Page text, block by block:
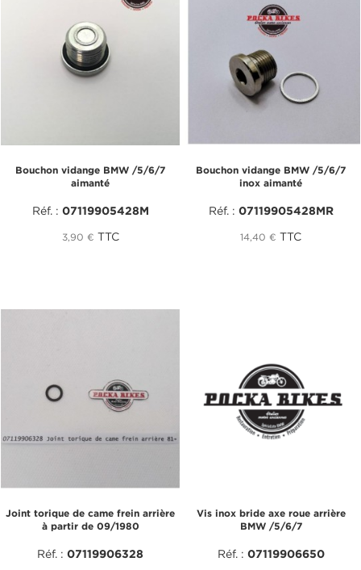
Bouchon vidange BMW /5/6/7
aimanté
Réf. : 07119905428M
3,90 € TTC
Bouchon vidange BMW /5/6/7
inox aimanté
Réf. : 07119905428MR
14,40 € TTC
Joint torique de came frein arrière
à partir de 09/1980
Réf. : 07119906328
Vis inox bride axe roue arrière
BMW /5/6/7
Réf. : 07119906650